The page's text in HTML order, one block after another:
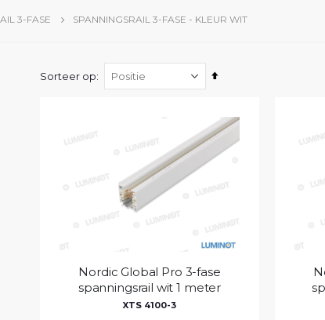
3-FASE SPANNINGSRAIL 3-FASE - KLEUR WIT
Sorteer op
Van
laag
sorteren
Nordic Global Pro 3-fase
spanningsrail wit 1 meter
XTS 4100-3